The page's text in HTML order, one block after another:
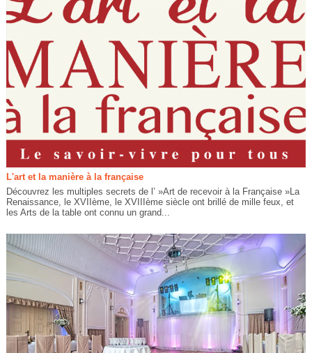
L'art et la manière à la française
Découvrez les multiples secrets de l’ »Art de recevoir à la Française »La
Renaissance, le XVIIème, le XVIIIème siècle ont brillé de mille feux, et
les Arts de la table ont connu un grand...